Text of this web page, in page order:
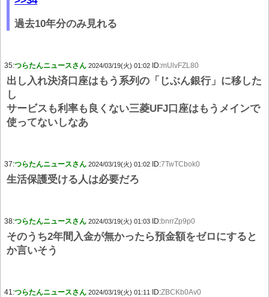
過去10年分のみ見れる
35:つらたんニュースさん 2024/03/19(火) 01:02 ID:mUlvFZL80
出し入れ決済口座はもう系列の「じぶん銀行」に移した
し
サービスも利率も良くない三菱UFJ口座はもうメインで
使ってないしなあ
37:つらたんニュースさん 2024/03/19(火) 01:02 ID:7TwTCbok0
生活保護受ける人は必要だろ
38:つらたんニュースさん 2024/03/19(火) 01:03 ID:bnrrZp9p0
そのうち2年間入金が無かったら預金額をゼロにすると
か言いそう
41:つらたんニュースさん 2024/03/19(火) 01:11 ID:ZBCKb0Av0